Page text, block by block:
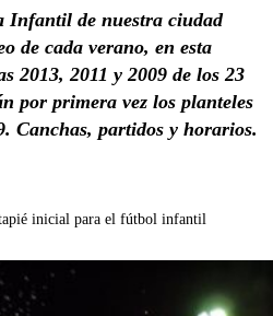
Infantil de nuestra ciudad
de cada verano, en esta
2013, 2011 y 2009 de los 23
por primera vez los planteles
Canchas, partidos y horarios.
inicial para el fútbol infantil